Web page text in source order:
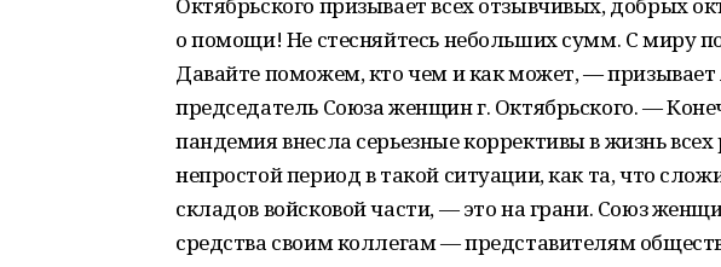
о помощи! Не стесняйтесь небольших сумм. С миру
Давайте поможем, кто чем и как может, — призывает
председатель Союза женщин г. Октябрьского. —
пандемия внесла серьезные коррективы в жизнь всех
непростой период в такой ситуации, как та, что
складов войсковой части, — это на грани. Союз
средства своим коллегам — представителям